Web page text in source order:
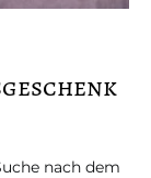
nach dem